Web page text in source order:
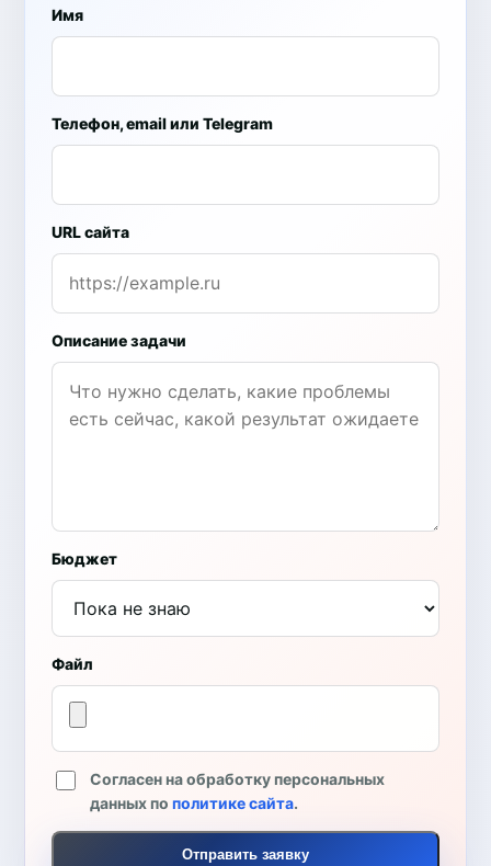
Имя
Телефон, email или Telegram
URL сайта
Описание задачи
Бюджет
Файл
Согласен на обработку персональных
данных пополитике сайта.
Отправить заявку